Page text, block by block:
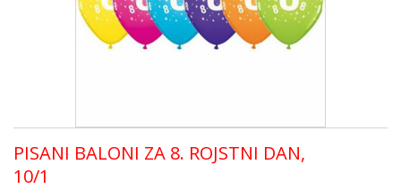
PISANI BALONI ZA 8. ROJSTNI DAN,
10/1